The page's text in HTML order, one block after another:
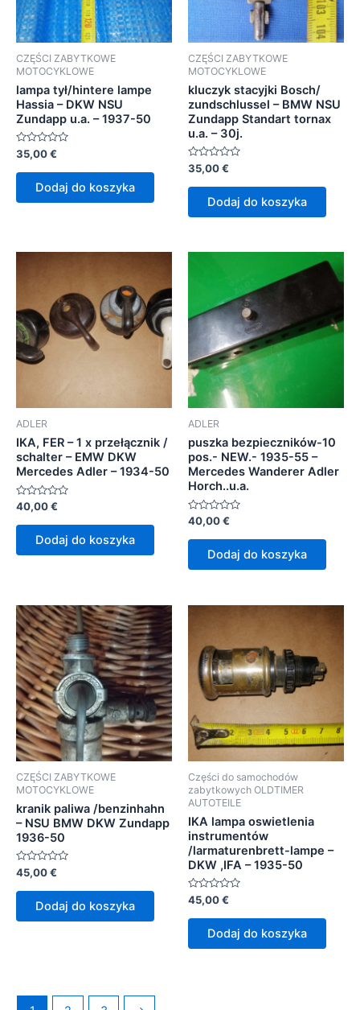
CZĘŚCI ZABYTKOWE
MOTOCYKLOWE
lampa tył/hintere lampe
Hassia – DKW NSU
Zundapp u.a. – 1937-50
Oceniono
0
na
35,00€
Dodaj do koszyka
CZĘŚCI ZABYTKOWE
MOTOCYKLOWE
kluczyk stacyjki Bosch/
zundschlussel – BMW NSU
Zundapp Standart tornax
u.a. – 30j.
Oceniono
0
na
35,00€
Dodaj do koszyka
ADLER
IKA, FER – 1 x przełącznik /
schalter – EMW DKW
Mercedes Adler – 1934-50
Oceniono
na
40,00€
Dodaj do koszyka
ADLER
puszka bezpieczników-10
pos.- NEW.- 1935-55 –
Mercedes Wanderer Adler
Horch..u.a.
Oceniono
na
40,00€
Dodaj do koszyka
CZĘŚCI ZABYTKOWE
MOTOCYKLOWE
kranik paliwa /benzinhahn
– NSU BMW DKW Zundapp
1936-50
Oceniono
0
na
45,00€
Dodaj do koszyka
Części do samochodów
zabytkowych OLDTIMER
AUTOTEILE
IKA lampa oswietlenia
instrumentów
/larmaturenbrett-lampe –
DKW ,IFA – 1935-50
Oceniono
0
na
45,00€
Dodaj do koszyka